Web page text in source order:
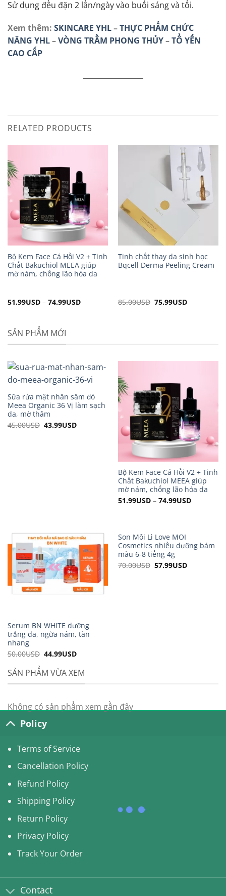
Sử dụng đều đặn 2 lần/ngày vào buổi sáng và tối.
Xem thêm: SKINCARE YHL–THỰC PHẨM CHỨC
NĂNG YHL–VÒNG TRẦM PHONG THỦY–TỔ YẾN
CAO CẤP
RELATED PRODUCTS
Bộ Kem Face Cá Hồi V2 + Tinh
Chất Bakuchiol MEEA giúp
mờ nám, chống lão hóa da
51.99USD– 74.99USD
Tinh chất thay da sinh học
Bqcell Derma Peeling Cream
85.00USD Original
75.99USDCurrent
SẢN PHẨM MỚI
Sữa rửa mặt nhân sâm đỏ
Meea Organic 36 Vị làm sạch
da, mờ thâm
45.00USD Original
43.99USDCurrent
Bộ Kem Face Cá Hồi V2 + Tinh
Chất Bakuchiol MEEA giúp
mờ nám, chống lão hóa da
51.99USD– 74.99USD
Serum BN WHITE dưỡng
trắng da, ngừa nám, tàn
nhang
50.00USD Original
was:
50.00USD.
44.99USDCurrent
44.99USD.
Son Môi Lì Love MOI
Cosmetics nhiều dưỡng bám
màu 6-8 tiếng 4g
70.00USD Original
57.99USDCurrent
SẢN PHẨM VỪA XEM
Không có sản phẩm xem gần đây
Policy
Terms of Service
Cancellation Policy
Refund Policy
Shipping Policy
Return Policy
Privacy Policy
Track Your Order
Contact